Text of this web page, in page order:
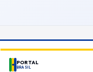
PORTAL
BRASIL